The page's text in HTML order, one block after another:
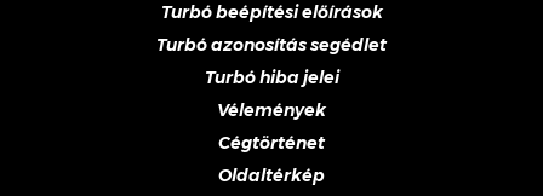
Turbó beépítési előírások
Turbó azonosítás segédlet
Turbó hiba jelei
Vélemények
Cégtörténet
Oldaltérkép